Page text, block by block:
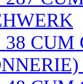
38 CUM